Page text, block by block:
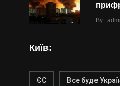
By
Київ:
ЄС Все буде